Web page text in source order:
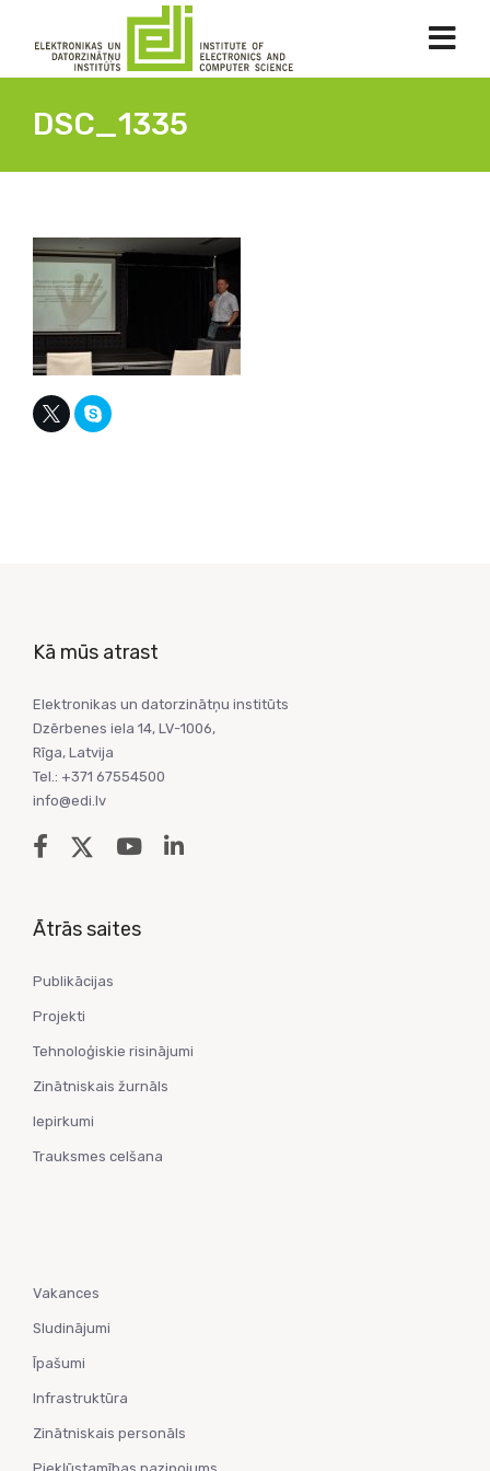
DSC_1335
Kā mūs atrast
Elektronikas un datorzinātņu institūts
Dzērbenes iela 14, LV-1006,
Rīga, Latvija
Tel.: +371 67554500
info@edi.lv
Ātrās saites
Publikācijas
Projekti
Tehnoloģiskie risinājumi
Zinātniskais žurnāls
Iepirkumi
Trauksmes celšana
Vakances
Sludinājumi
Īpašumi
Infrastruktūra
Zinātniskais personāls